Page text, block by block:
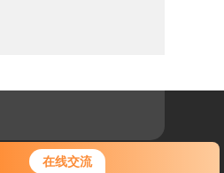
在线交流